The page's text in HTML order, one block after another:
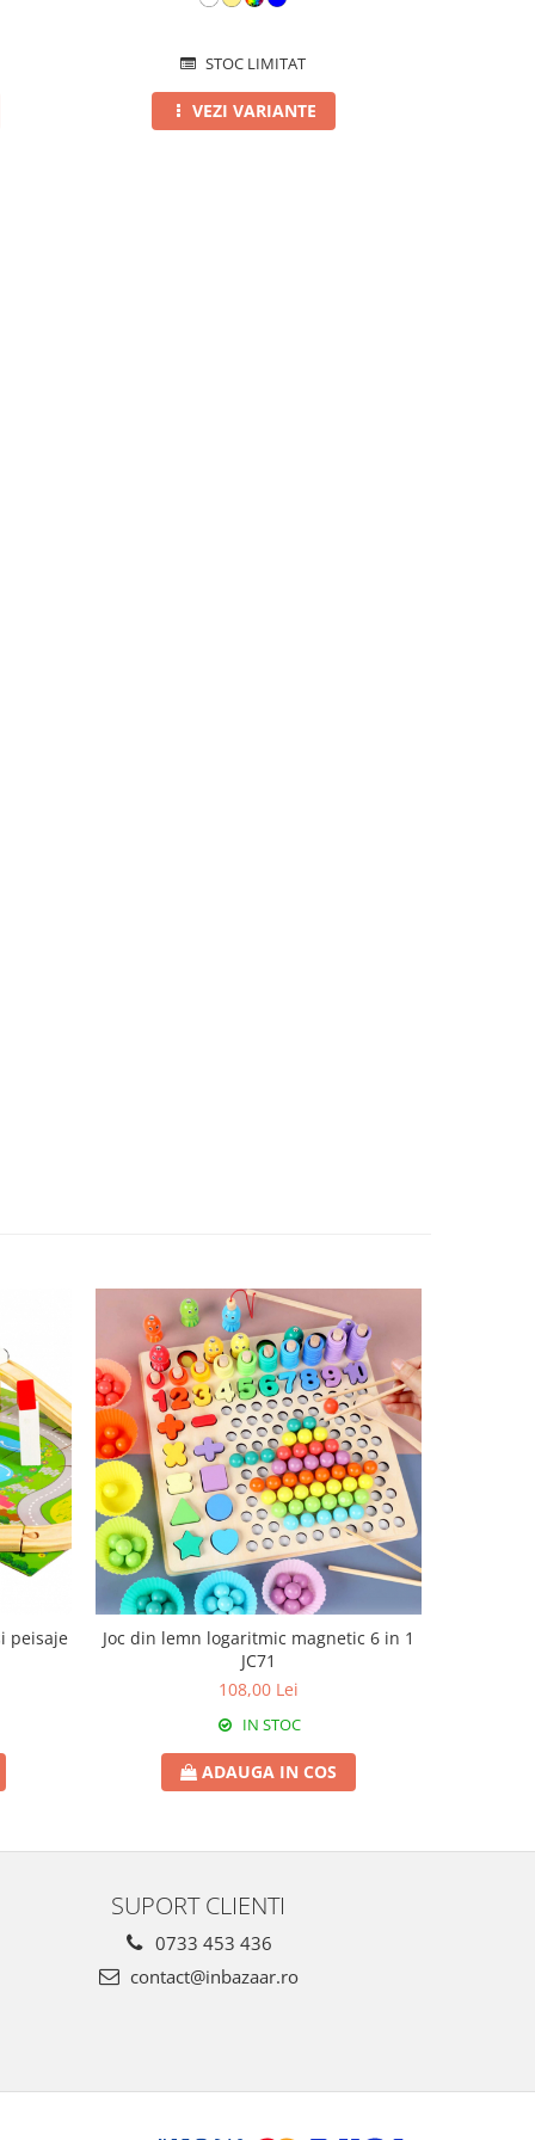
STOC LIMITAT
VEZI VARIANTE
peisaje
Joc din lemn logaritmic magnetic 6 in 1
JC71
108,00 Lei
IN STOC
ADAUGA IN COS
SUPORT CLIENTI
0733 453 436
contact@inbazaar.ro